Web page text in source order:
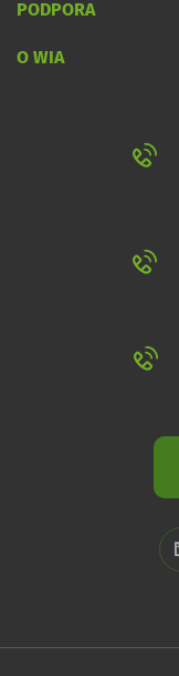
PODPORA
O WIA